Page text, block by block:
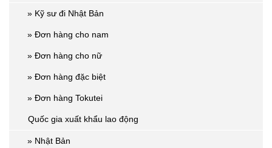
» Kỹ sư đi Nhật Bản
» Đơn hàng cho nam
» Đơn hàng cho nữ
» Đơn hàng đặc biệt
» Đơn hàng Tokutei
Quốc gia xuất khẩu lao động
» Nhật Bản